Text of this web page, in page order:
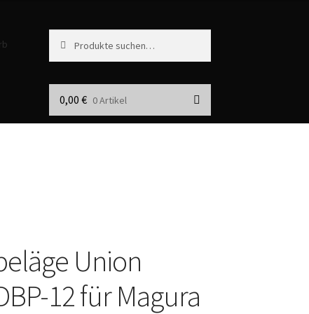
nach:
h
0,00 € 0 Artikel
Union
12 für Magura